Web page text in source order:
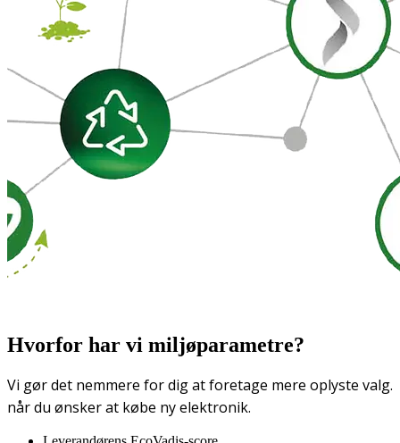
Hvorfor har vi miljøparametre?
Vi gør det nemmere for dig at foretage mere oplyste valg.
når du ønsker at købe ny elektronik.